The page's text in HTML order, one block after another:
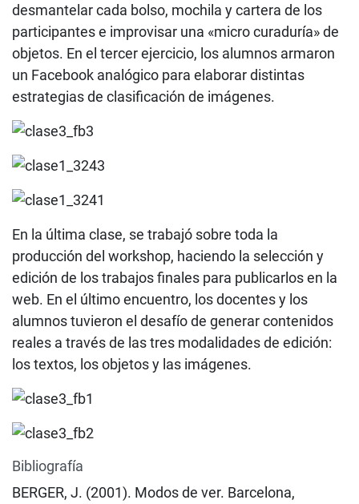
desmantelar cada bolso, mochila y cartera de los
participantes e improvisar una «micro curaduría» de
objetos. En el tercer ejercicio, los alumnos armaron
un Facebook analógico para elaborar distintas
estrategias de clasificación de imágenes.
En la última clase, se trabajó sobre toda la
producción del workshop, haciendo la selección y
edición de los trabajos finales para publicarlos en la
web. En el último encuentro, los docentes y los
alumnos tuvieron el desafío de generar contenidos
reales a través de las tres modalidades de edición:
los textos, los objetos y las imágenes.
Bibliografía
BERGER, J. (2001). Modos de ver. Barcelona,